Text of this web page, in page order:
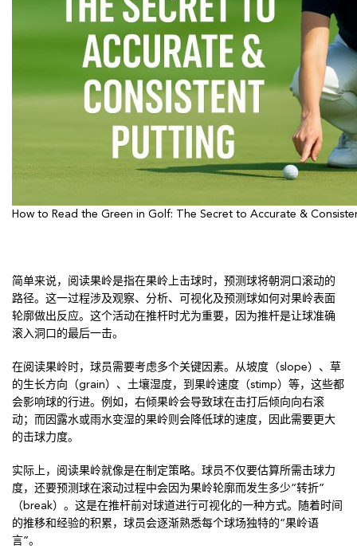
How to Read the Green in Golf: The Secret to Accurate &
简单来说，阅读果岭是指在果岭上击球时，预测球将朝洞口滚动的
路径。这一过程涉及观察、分析、可视化及预测球如何对果岭表面
轮廓做出反应。这个活动在推杆时尤为重要，因为推杆是让球准确
滚入洞口的最后一击。
在阅读果岭时，球员需要考虑多个关键因素。从坡度（slope）、草
的生长方向（grain）、土壤湿度，到果岭速度（stimp）等，这些都
会影响球的行进。例如，右倾果岭会导致球在击打后倾向向右滚
动；而因露水或雨水变湿的果岭则会降低球的速度，因此需要更大
的击球力度。
实际上，阅读果岭就像是在制定策略。球员不仅要估算所需击球力
度，还要预测球在滚动过程中会因为果岭轮廓而发生多少“转折”
（break）。这是在推杆前对球道进行可视化的一种方式。随着时间
的推移和经验的积累，球员会逐渐熟悉每个球场独特的“果岭语
言”。